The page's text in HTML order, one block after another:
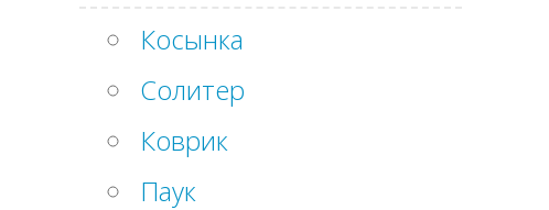
Косынка
Солитер
Коврик
Паук